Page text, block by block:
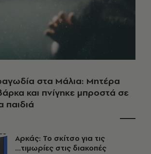
στα Μάλια: Μητέρα
και πνίγηκε μπροστά σε
παιδιά
Αρκάς: Το σκίτσο για τις
...τιμωρίες στις διακοπές